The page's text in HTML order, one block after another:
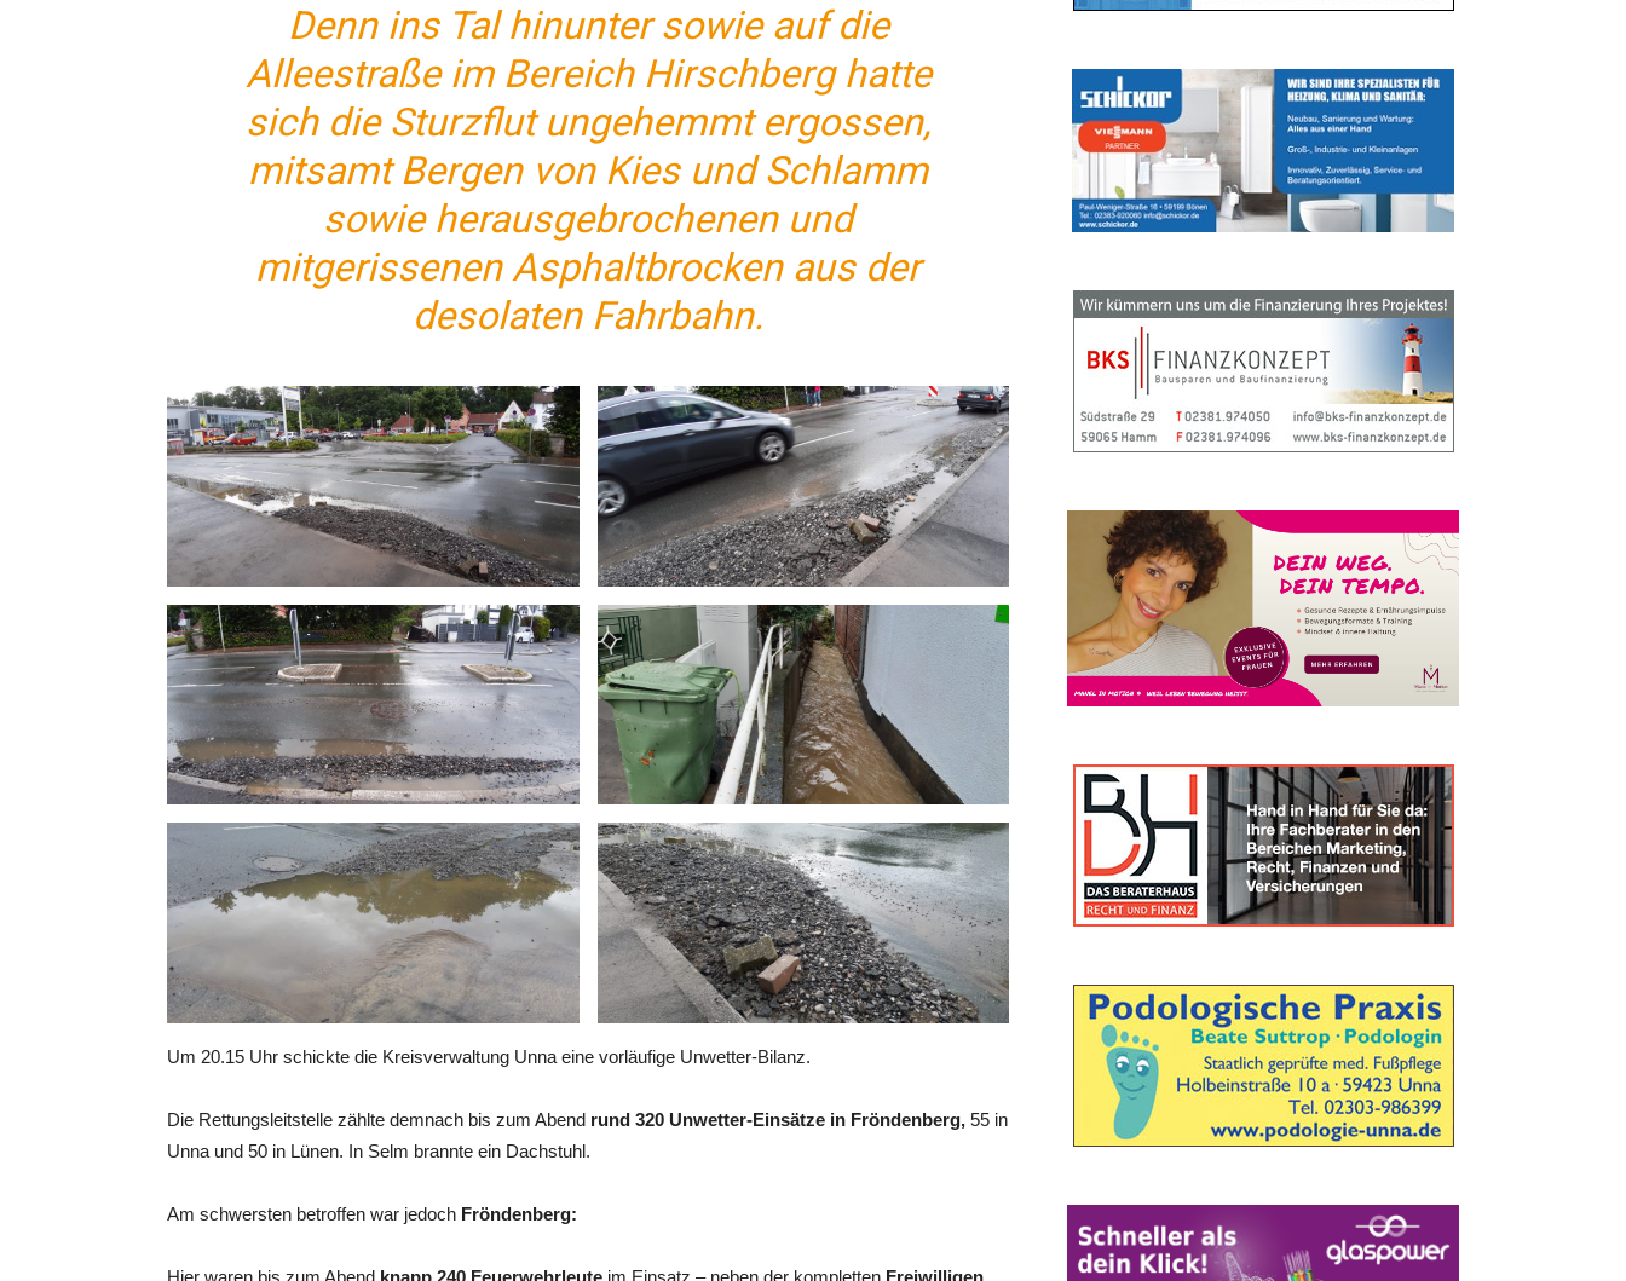
Denn ins Tal hinunter sowie auf die
Alleestraße im Bereich Hirschberg hatte
sich die Sturzflut ungehemmt ergossen,
mitsamt Bergen von Kies und Schlamm
sowie herausgebrochenen und
mitgerissenen Asphaltbrocken aus der
desolaten Fahrbahn.
Um 20.15 Uhr schickte die Kreisverwaltung Unna eine vorläufige Unwetter-Bilanz.
Die Rettungsleitstelle zählte demnach bis zum Abend rund 320 Unwetter-Einsätze in Fröndenberg, 55 in
Unna und 50 in Lünen. In Selm brannte ein Dachstuhl.
Am schwersten betroffen war jedoch Fröndenberg:
Hier waren bis zum Abend knapp 240 Feuerwehrleute im Einsatz – neben der kompletten Freiwilligen